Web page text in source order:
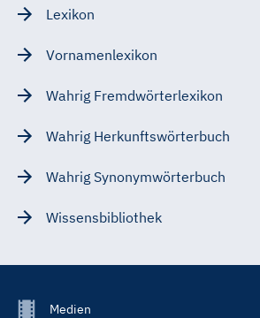
Lexikon
Vornamenlexikon
Wahrig Fremdwörterlexikon
Wahrig Herkunftswörterbuch
Wahrig Synonymwörterbuch
Wissensbibliothek
FooterMedien